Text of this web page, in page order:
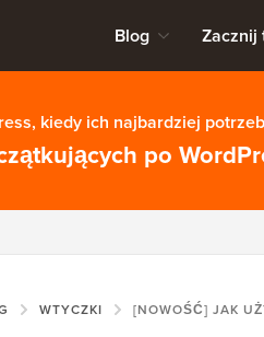
Blog Zacznij
kiedy ich najbardziej
po
WTYCZKI [NOWOŚĆ] JAK UŻYWAĆ AGENTA AI WHATSAPP META W